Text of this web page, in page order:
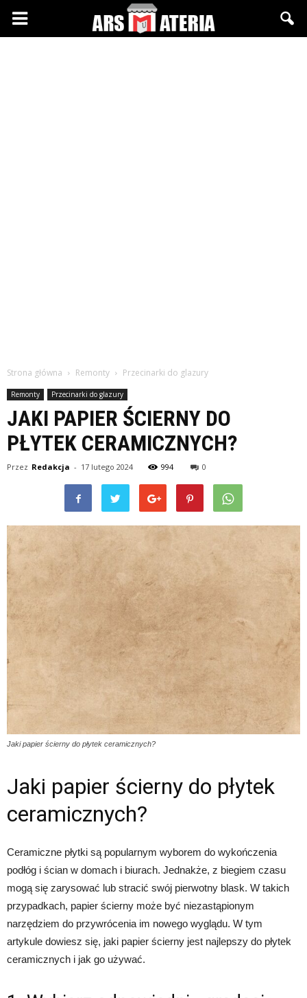
Arsmateria.pl
Strona główna Remonty Przecinarki do glazury
Remonty Przecinarki do glazury
JAKI PAPIER ŚCIERNY DO
PŁYTEK CERAMICZNYCH?
Przez Redakcja - 17 lutego 2024 994 0
Jaki papier ścierny do płytek ceramicznych?
Jaki papier ścierny do płytek
ceramicznych?
Ceramiczne płytki są popularnym wyborem do wykończenia
podłóg i ścian w domach i biurach. Jednakże, z biegiem czasu
mogą się zarysować lub stracić swój pierwotny blask. W takich
przypadkach, papier ścierny może być niezastąpionym
narzędziem do przywrócenia im nowego wyglądu. W tym
artykule dowiesz się, jaki papier ścierny jest najlepszy do płytek
ceramicznych i jak go używać.